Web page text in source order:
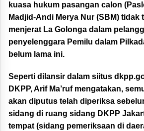
kuasa hukum pasangan calon
Madjid-Andi Merya Nur (SBM)
menjerat La Golonga dalam
penyelenggara Pemilu dalam
belum lama ini.
Seperti dilansir dalam siitus
DKPP, Arif Ma’ruf mengatakan,
akan diputus telah diperiksa
sidang di ruang sidang DKPP
tempat (sidang pemeriksaan di